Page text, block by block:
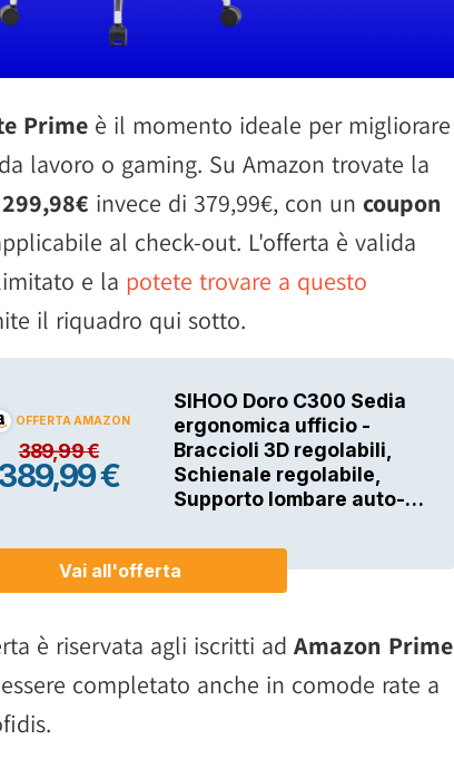
Prime è il momento ideale per migliorare
lavoro o gaming. Su Amazon trovate la
299,98€ invece di 379,99€, con un coupon
al check-out. L'offerta è valida
e la potete trovare a questo
il riquadro qui sotto.
è riservata agli iscritti ad Amazon Prime
completato anche in comode rate a